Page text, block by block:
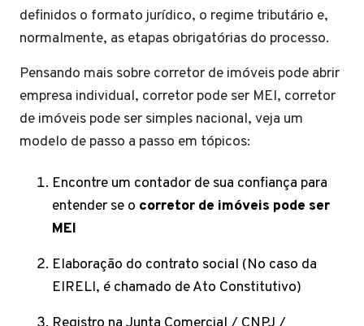
definidos o formato jurídico, o regime tributário e,
normalmente, as etapas obrigatórias do processo.
Pensando mais sobre corretor de imóveis pode abrir
empresa individual, corretor pode ser MEI, corretor
de imóveis pode ser simples nacional, veja um
modelo de passo a passo em tópicos:
Encontre um contador de sua confiança para
entender se o corretor de imóveis pode ser
MEI
Elaboração do contrato social (No caso da
EIRELI, é chamado de Ato Constitutivo)